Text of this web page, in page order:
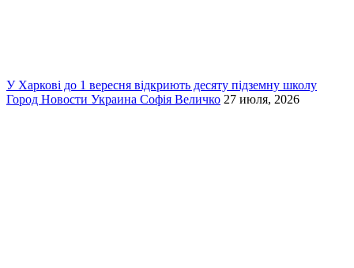
У Харкові до 1 вересня відкриють десяту підземну школу
Город Новости Украина Софія Величко 27 июля, 2026